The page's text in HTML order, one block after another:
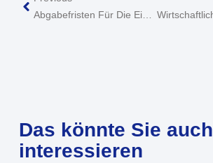
Abgabefristen Für Die Einkommensteuererklärung Für Das Kalenderjahr 2024
Das könnte Sie auch
interessieren